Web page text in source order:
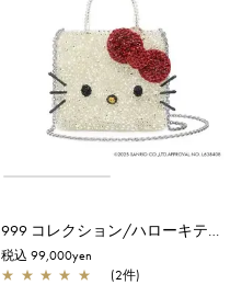
999 コレクション/ハローキティ スモール/ピュアシルバー
税込 99,000yen
★ ★ ★ ★ ★ (2件)